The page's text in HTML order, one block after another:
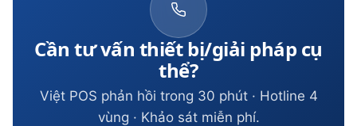
Cần tư vấn thiết bị/giải pháp cụ
thể?
Việt POS phản hồi trong 30 phút · Hotline 4
vùng · Khảo sát miễn phí.